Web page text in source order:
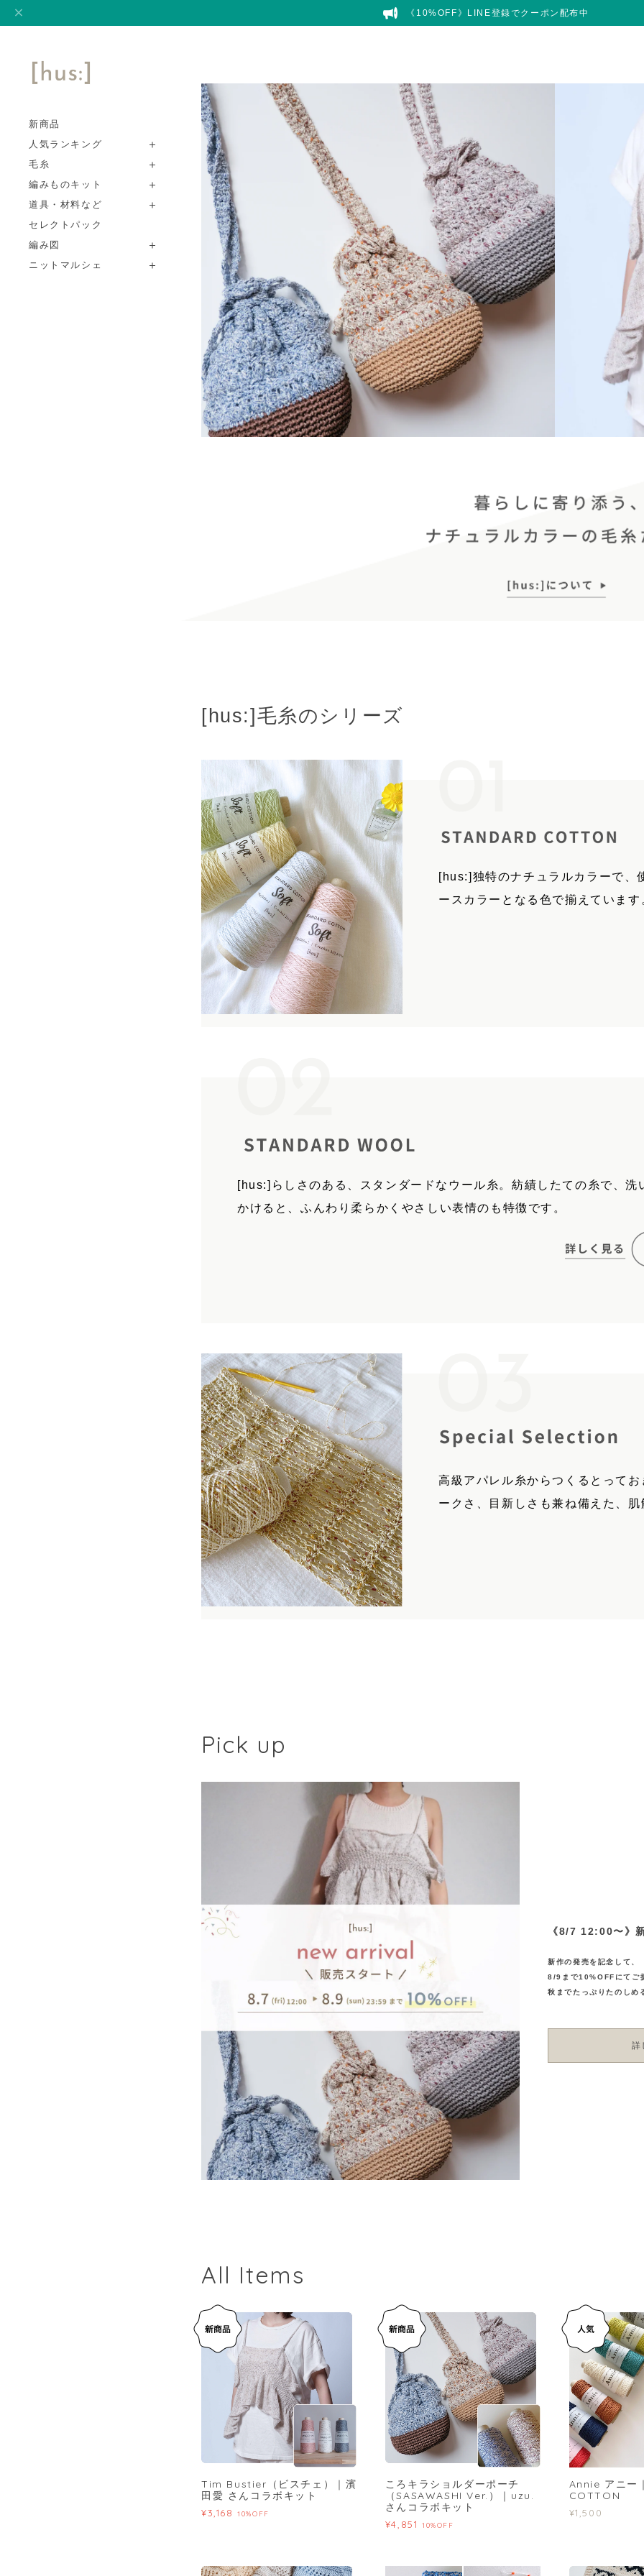
《10%OFF》LINE登録でクーポン配布中
新商品
人気ランキング
毛糸
編みものキット
道具・材料など
セレクトパック
編み図
ニットマルシェ
[hus:]毛糸のシリーズ
[hus:]独特のナチュラルカラーで、
ースカラーとなる色で揃えています
[hus:]らしさのある、スタンダードなウール糸。紡績したての糸で、洗
かけると、ふんわり柔らかくやさしい表情のも特徴です。
高級アパレル糸からつくるとって
ークさ、目新しさも兼ね備えた、
Pick up
《8/7 12:00〜》
新作の発売を記念して、
8/9まで10%OFFにてご
秋までたっぷりたのしめ
詳
All Items
Tim Bustier（ビスチェ）｜濱
田愛 さんコラボキット
¥3,168 10%OFF
ころキラショルダーポーチ
（SASAWASHI Ver.）｜uzu.
さんコラボキット
¥4,851 10%OFF
Annie アニー
COTTON
¥1,500